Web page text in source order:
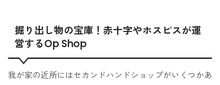
掘り出し物の宝庫！赤十字やホスピスが運
営するOp Shop
我が家の近所にはセカンドハンドショップがいくつかあ